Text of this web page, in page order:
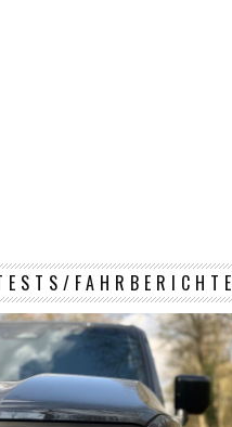
FAHRBERICHTE